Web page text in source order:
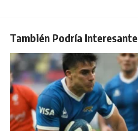
También Podría Interesante